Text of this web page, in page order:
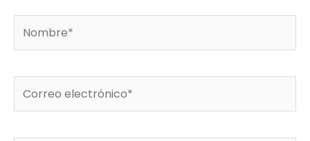
Nombre*